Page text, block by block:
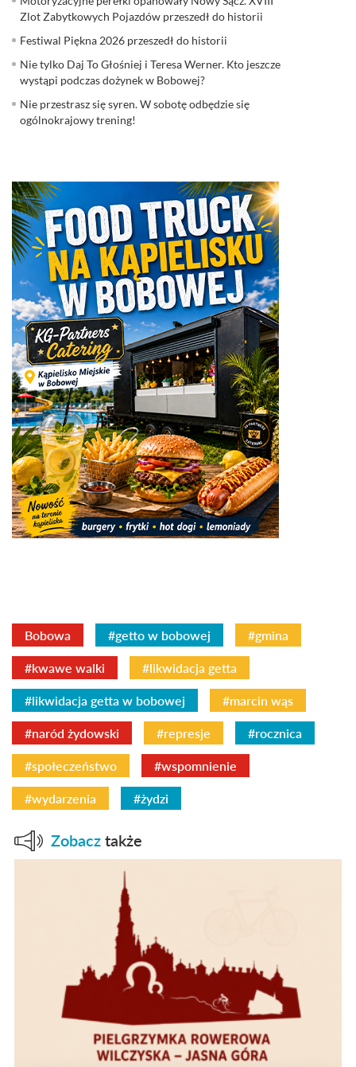
Zlot Zabytkowych Pojazdów przeszedł do historii
Festiwal Piękna 2026 przeszedł do historii
Nie tylko Daj To Głośniej i Teresa Werner. Kto jeszcze
wystąpi podczas dożynek w Bobowej?
Nie przestrasz się syren. W sobotę odbędzie się
ogólnokrajowy trening!
Bobowa #getto w bobowej #gmina
#kwawe walki #likwidacja getta
#likwidacja getta w bobowej #marcin wąs
#naród żydowski #represje #rocznica
#społeczeństwo #wspomnienie
#wydarzenia #żydzi
Zobacz także